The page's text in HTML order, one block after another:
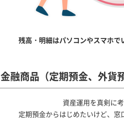
残高・明細はパソコンやスマホで
金融商品（定期預金、外貨
資産運用を真剣に
定期預金からはじめたいけど、窓